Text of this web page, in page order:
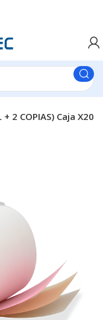
2 COPIAS) Caja X20